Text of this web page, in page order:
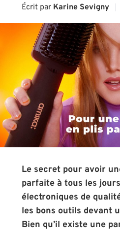
Écrit par Karine Sevigny
Le secret pour avoir
parfaite à tous les
électroniques de
les bons outils devant
Bien qu’il existe une